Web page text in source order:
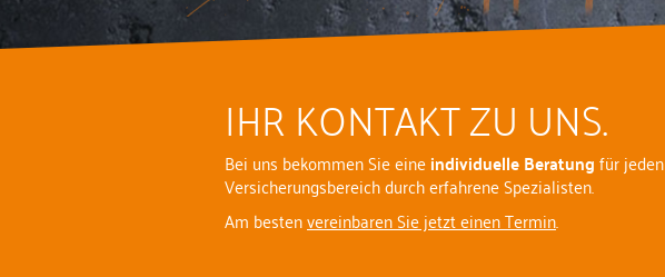
IHR KONTAKT ZU UNS.
Bei uns bekommen Sie eineindividuelle Beratungfür jeden
Versicherungsbereich durch erfahrene Spezialisten.
Am bestenvereinbaren Sie jetzt einen Termin.